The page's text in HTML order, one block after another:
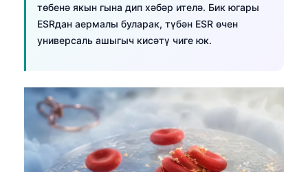
төбенә якын гына дип хәбәр ителә. Бик югары
ESRдан аермалы буларак, түбән ESR өчен
универсаль ашыгыч кисәтү чиге юк.